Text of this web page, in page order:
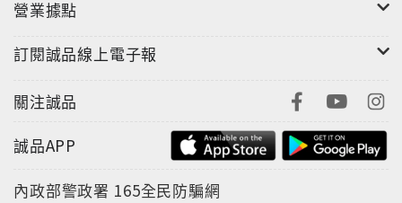
營業據點
訂閱誠品線上電子報
關注誠品
誠品APP
內政部警政署 165全民防騙網